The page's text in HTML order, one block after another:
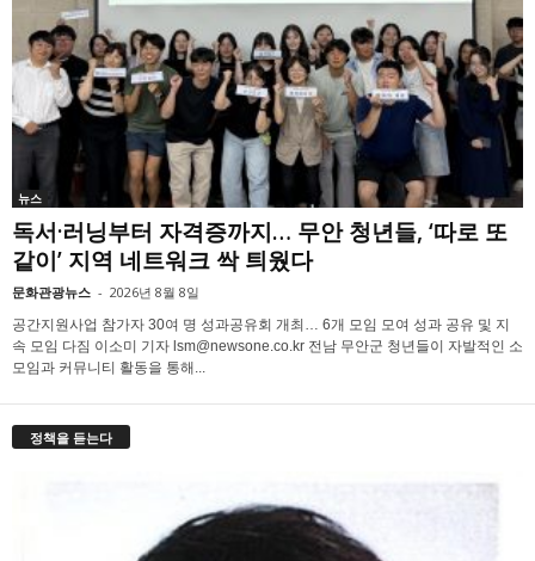
뉴스
독서·러닝부터 자격증까지… 무안 청년들, ‘따로 또
같이’ 지역 네트워크 싹 틔웠다
문화관광뉴스 - 2026년 8월 8일
공간지원사업 참가자 30여 명 성과공유회 개최… 6개 모임 모여 성과 공유 및 지
속 모임 다짐 이소미 기자 lsm@newsone.co.kr 전남 무안군 청년들이 자발적인 소
모임과 커뮤니티 활동을 통해...
정책을 듣는다